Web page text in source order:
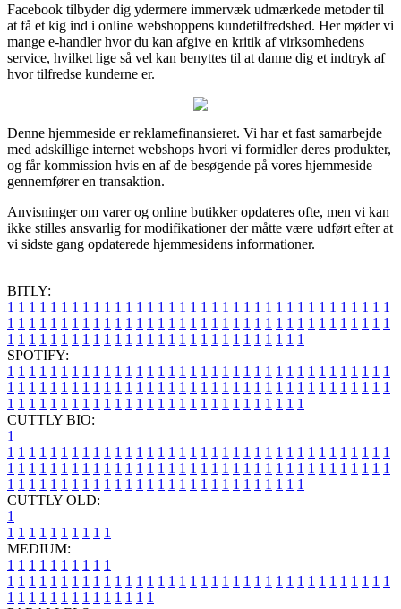
Facebook tilbyder dig ydermere immervæk udmærkede metoder til
at få et kig ind i online webshoppens kundetilfredshed. Her møder vi
mange e-handler hvor du kan afgive en kritik af virksomhedens
service, hvilket lige så vel kan benyttes til at danne dig et indtryk af
hvor tilfredse kunderne er.
Denne hjemmeside er reklamefinansieret. Vi har et fast samarbejde
med adskillige internet webshops hvori vi formidler deres produkter,
og får kommission hvis en af de besøgende på vores hjemmeside
gennemfører en transaktion.
Anvisninger om varer og online butikker opdateres ofte, men vi kan
ikke stilles ansvarlig for modifikationer der måtte være udført efter at
vi sidste gang opdaterede hjemmesidens informationer.
BITLY:
1 1 1 1 1 1 1 1 1 1 1 1 1 1 1 1 1 1 1 1 1 1 1 1 1 1 1 1 1 1 1 1 1 1 1 1
1 1 1 1 1 1 1 1 1 1 1 1 1 1 1 1 1 1 1 1 1 1 1 1 1 1 1 1 1 1 1 1 1 1 1 1
1 1 1 1 1 1 1 1 1 1 1 1 1 1 1 1 1 1 1 1 1 1 1 1 1 1 1 1
SPOTIFY:
1 1 1 1 1 1 1 1 1 1 1 1 1 1 1 1 1 1 1 1 1 1 1 1 1 1 1 1 1 1 1 1 1 1 1 1
1 1 1 1 1 1 1 1 1 1 1 1 1 1 1 1 1 1 1 1 1 1 1 1 1 1 1 1 1 1 1 1 1 1 1 1
1 1 1 1 1 1 1 1 1 1 1 1 1 1 1 1 1 1 1 1 1 1 1 1 1 1 1 1
CUTTLY BIO:
1
1 1 1 1 1 1 1 1 1 1 1 1 1 1 1 1 1 1 1 1 1 1 1 1 1 1 1 1 1 1 1 1 1 1 1 1
1 1 1 1 1 1 1 1 1 1 1 1 1 1 1 1 1 1 1 1 1 1 1 1 1 1 1 1 1 1 1 1 1 1 1 1
1 1 1 1 1 1 1 1 1 1 1 1 1 1 1 1 1 1 1 1 1 1 1 1 1 1 1 1
CUTTLY OLD:
1
1 1 1 1 1 1 1 1 1 1
MEDIUM:
1 1 1 1 1 1 1 1 1 1
1 1 1 1 1 1 1 1 1 1 1 1 1 1 1 1 1 1 1 1 1 1 1 1 1 1 1 1 1 1 1 1 1 1 1 1
1 1 1 1 1 1 1 1 1 1 1 1 1 1